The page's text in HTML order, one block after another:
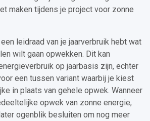
maken tijdens je project voor zonne
leidraad van je jaarverbruik hebt wat
wilt gaan opwekken. Dit kan
op jaarbasis zijn, echter
een tussen variant waarbij je kiest
in plaats van gehele opwek. Wanneer
opwek van zonne energie,
ogenblik besluiten om nog meer